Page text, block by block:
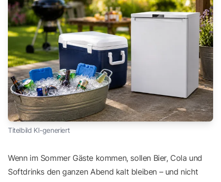
Titelbild KI-generiert
Wenn im Sommer Gäste kommen, sollen Bier, Cola und
Softdrinks den ganzen Abend kalt bleiben – und nicht